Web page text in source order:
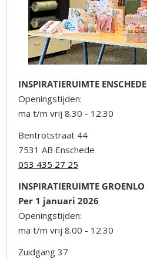
INSPIRATIERUIMTE ENSCHEDE
Openingstijden:
ma t/m vrij 8.30 - 12.30
Bentrotstraat 44
7531 AB Enschede
053 435 27 25
INSPIRATIERUIMTE GROENLO
Per 1 januari 2026
Openingstijden:
ma t/m vrij 8.00 - 12.30
Zuidgang 37